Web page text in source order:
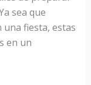
sea que
una fiesta, estas
en un